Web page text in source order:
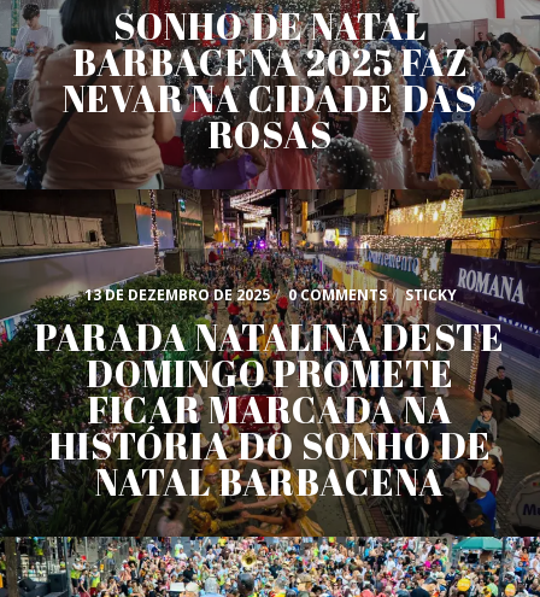
SONHO DE NATAL
BARBACENA 2025 FAZ
NEVAR NA CIDADE DAS
ROSAS
13 DE DEZEMBRO DE 2025 / 0 COMMENTS / STICKY
PARADA NATALINA DESTE
DOMINGO PROMETE
FICAR MARCADA NA
HISTÓRIA DO SONHO DE
NATAL BARBACENA